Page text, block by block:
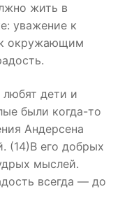
жить в
уважение к
окружающим
любят дети и
были когда-то
Андерсена
(14)В его добрых
мыслей.
всегда — до